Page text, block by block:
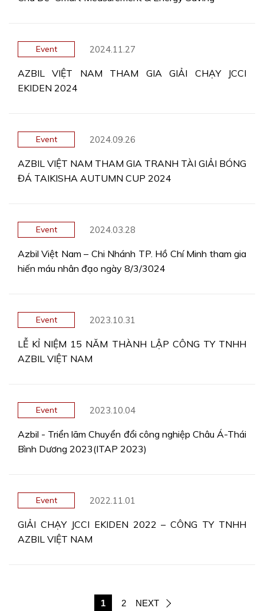
Event 2024.11.27
AZBIL VIỆT NAM THAM GIA GIẢI CHẠY JCCI
EKIDEN 2024
Event 2024.09.26
AZBIL VIỆT NAM THAM GIA TRANH TÀI GIẢI BÓNG
ĐÁ TAIKISHA AUTUMN CUP 2024
Event 2024.03.28
Azbil Việt Nam – Chi Nhánh TP. Hồ Chí Minh tham gia
hiến máu nhân đạo ngày 8/3/3024
Event 2023.10.31
LỄ KỈ NIỆM 15 NĂM THÀNH LẬP CÔNG TY TNHH
AZBIL VIỆT NAM
Event 2023.10.04
Azbil - Triển lãm Chuyển đổi công nghiệp Châu Á-Thái
Bình Dương 2023(ITAP 2023)
Event 2022.11.01
GIẢI CHẠY JCCI EKIDEN 2022 – CÔNG TY TNHH
AZBIL VIỆT NAM
1 2 NEXT